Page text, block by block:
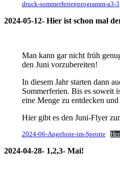
druck-sommerferienprogramm-a3-3
2024-05-12- Hier ist schon mal
Man kann gar nicht früh
den Juni vorzubereiten!
In diesem Jahr starten dann
Sommerferien. Bis es soweit
eine Menge zu entdecken
Hier gibt es den Juni-Flyer
2024-06-Angebote-im-Sprotte
2024-04-28- 1,2,3- Mai!